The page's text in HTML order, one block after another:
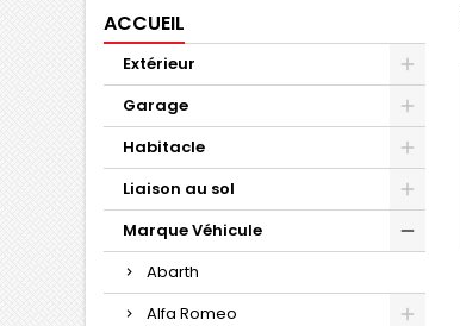
ACCUEIL
Extérieur
Garage
Habitacle
Liaison au sol
Marque Véhicule
Abarth
Alfa Romeo